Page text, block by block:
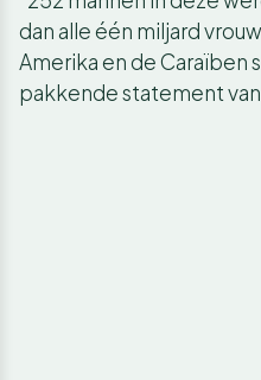
dan alle één miljard
Amerika en de Caraïben
pakkende statement